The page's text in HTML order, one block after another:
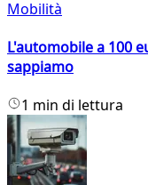
Mobilità
L'automobile a 100
sappiamo
1 min di lettura